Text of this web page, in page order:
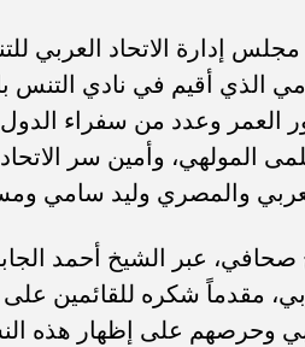
إدارة الاتحاد العربي
الذي أقيم في نادي التنس
وعدد من سفراء الدول
المولهي، وأمين سر
والمصري وليد سامي
عبر الشيخ أحمد
مقدماً شكره للقائمين
وحرصهم على إظهار هذه